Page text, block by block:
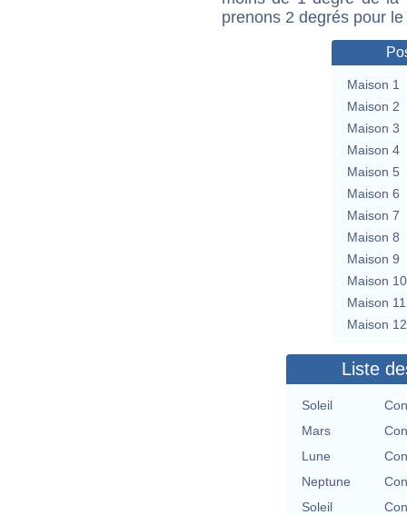
prenons 2 degrés pour
Maison 1
Maison 2
Maison 3
Maison 4
Maison 5
Maison 6
Maison 7
Maison 8
Maison 9
Maison 10
Maison 11
Maison 12
Liste
Soleil
Mars
Lune
Neptune
Soleil